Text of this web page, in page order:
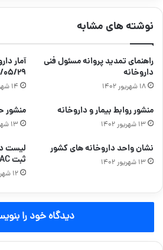
نوشته های مشابه
راهنمای تمدید پروانه مسئول فنی
داروخانه
۱۸ شهریور ۱۴۰۲
آمار
۱۴۰۲/
۱۴ شهریور ۱۴۰۲
منشور روابط بیمار و داروخانه
۱۳ شهریور ۱۴۰۲
منشور
۱۳ شهریور ۱۴۰۲
نشان واحد داروخانه های کشور
۱۳ شهریور ۱۴۰۲
لیست
ثبت TTAC
۱۲ شهریور ۱۴۰۲
دیدگاه خود را